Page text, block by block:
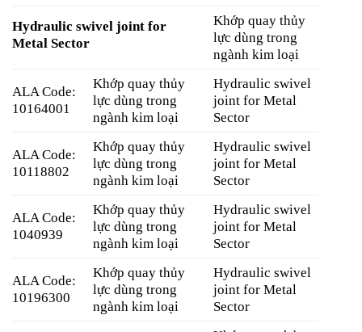
Hydraulic swivel joint for
Metal Sector
Khớp quay thủy
lực dùng trong
ngành kim loại
ALA Code:
10164001
Khớp quay thủy
lực dùng trong
ngành kim loại
Hydraulic swivel
joint for Metal
Sector
ALA Code:
10118802
Khớp quay thủy
lực dùng trong
ngành kim loại
Hydraulic swivel
joint for Metal
Sector
ALA Code:
1040939
Khớp quay thủy
lực dùng trong
ngành kim loại
Hydraulic swivel
joint for Metal
Sector
ALA Code:
10196300
Khớp quay thủy
lực dùng trong
ngành kim loại
Hydraulic swivel
joint for Metal
Sector